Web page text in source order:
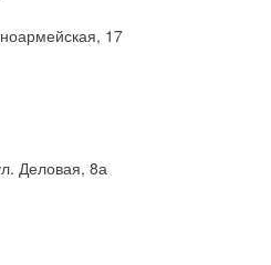
17
Деловая, 8а